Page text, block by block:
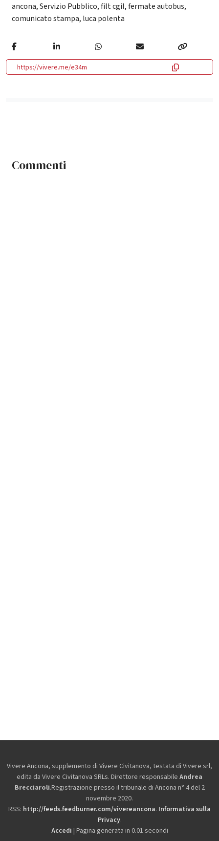
ancona,Servizio Pubblico,filt cgil,fermate autobus,
comunicato stampa, luca polenta
https://vivere.me/e34m
Commenti
Vivere Ancona, supplemento di Vivere Civitanova, testata di Vivere srl,
edita da Vivere Civitanova SRLs. Direttore responsabile Andrea
Brecciaroli.Registrazione presso il tribunale di Ancona n° 4 del 2
novembre 2020.
RSS: http://feeds.feedburner.com/vivereancona. Informativa sulla
Privacy.
Accedi | Pagina generata in 0.01 secondi